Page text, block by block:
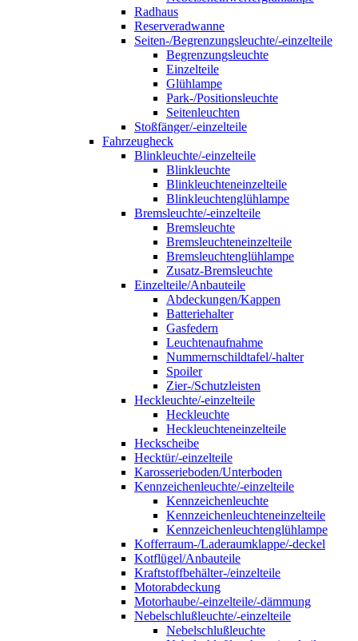
Radhaus
Reserveradwanne
Seiten-/Begrenzungsleuchte/-einzelteile
Begrenzungsleuchte
Einzelteile
Glühlampe
Park-/Positionsleuchte
Seitenleuchten
Stoßfänger/-einzelteile
Fahrzeugheck
Blinkleuchte/-einzelteile
Blinkleuchte
Blinkleuchteneinzelteile
Blinkleuchtenglühlampe
Bremsleuchte/-einzelteile
Bremsleuchte
Bremsleuchteneinzelteile
Bremsleuchtenglühlampe
Zusatz-Bremsleuchte
Einzelteile/Anbauteile
Abdeckungen/Kappen
Batteriehalter
Gasfedern
Leuchtenaufnahme
Nummernschildtafel/-halter
Spoiler
Zier-/Schutzleisten
Heckleuchte/-einzelteile
Heckleuchte
Heckleuchteneinzelteile
Heckscheibe
Hecktür/-einzelteile
Karosserieboden/Unterboden
Kennzeichenleuchte/-einzelteile
Kennzeichenleuchte
Kennzeichenleuchteneinzelteile
Kennzeichenleuchtenglühlampe
Kofferraum-/Laderaumklappe/-deckel
Kotflügel/Anbauteile
Kraftstoffbehälter-/einzelteile
Motorabdeckung
Motorhaube/-einzelteile/-dämmung
Nebelschlußleuchte/-einzelteile
Nebelschlußleuchte